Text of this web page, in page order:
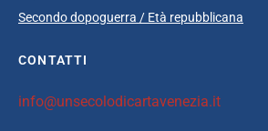
Secondo dopoguerra / Età repubblicana
CONTATTI
info@unsecolodicartavenezia.it